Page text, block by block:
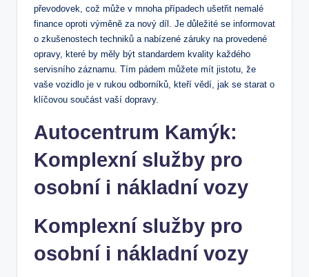
převodovek, což může v mnoha případech ušetřit nemalé
finance oproti výměně za nový díl. Je důležité se informovat⁢
o‌ zkušenostech techniků a⁢ nabízené záruky na provedené
opravy, které by měly být⁣ standardem kvality ⁢každého
servisního záznamu. Tím pádem‌ můžete mít jistotu, že
vaše vozidlo je⁣ v rukou odborníků, kteří vědí, jak se starat o
klíčovou součást vaší dopravy.
Autocentrum Kamýk:
Komplexní ⁤služby​ pro
osobní i⁤ nákladní ⁢vozy
Komplexní služby pro
osobní i⁣ nákladní vozy